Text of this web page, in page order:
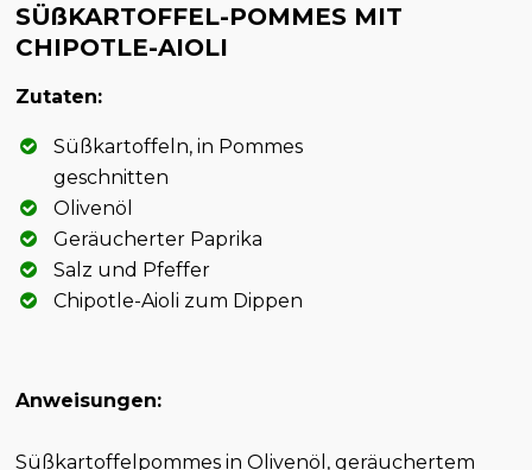
SÜßKARTOFFEL-POMMES MIT
CHIPOTLE-AIOLI
Zutaten:
Süßkartoffeln, in Pommes
geschnitten
Olivenöl
Geräucherter Paprika
Salz und Pfeffer
Chipotle-Aioli zum Dippen
Anweisungen:
Süßkartoffelpommes in Olivenöl, geräuchertem